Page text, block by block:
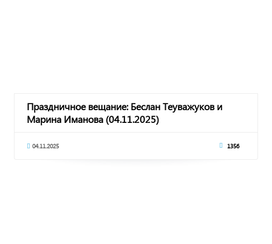
Праздничное вещание: Беслан Теуважуков и
Марина Иманова (04.11.2025)
04.11.2025 1356